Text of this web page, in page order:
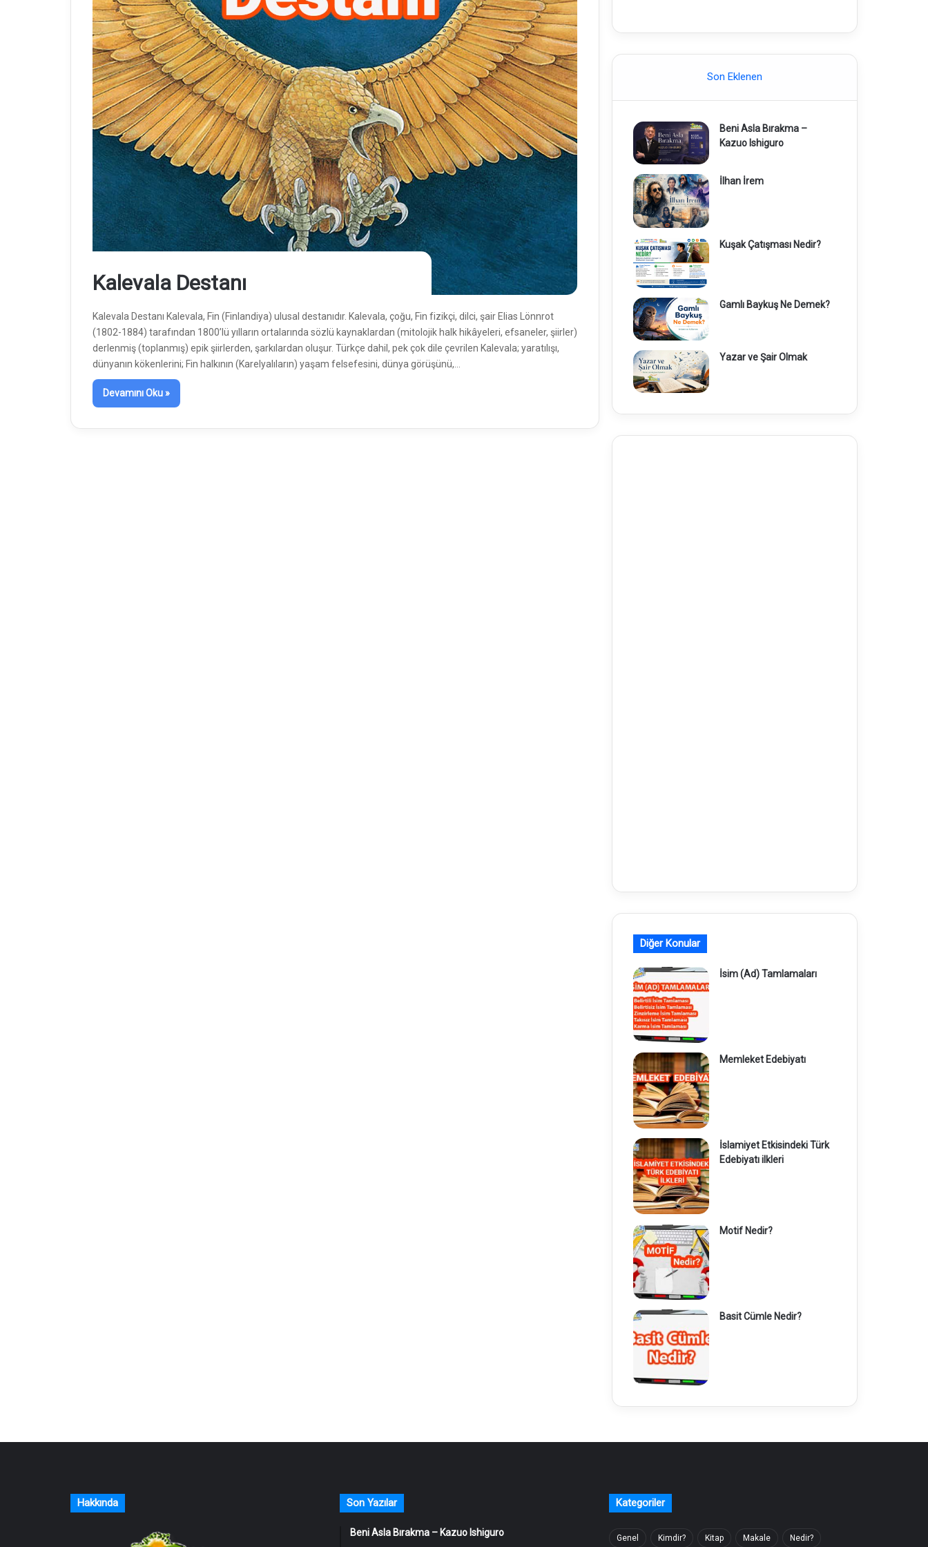
Kalevala Destanı
Kalevala Destanı Kalevala, Fin (Finlandiya) ulusal destanıdır. Kalevala, çoğu, Fin fizikçi, dilci, şair Elias Lönnrot
(1802-1884) tarafından 1800’lü yılların ortalarında sözlü kaynaklardan (mitolojik halk hikâyeleri, efsaneler, şiirler)
derlenmiş (toplanmış) epik şiirlerden, şarkılardan oluşur. Türkçe dahil, pek çok dile çevrilen Kalevala; yaratılışı,
dünyanın kökenlerini; Fin halkının (Karelyalıların) yaşam felsefesini, dünya görüşünü,…
Devamını Oku »
Son Eklenen
Beni Asla Bırakma –
Kazuo Ishiguro
İlhan İrem
Kuşak Çatışması Nedir?
Gamlı Baykuş Ne Demek?
Yazar ve Şair Olmak
Diğer Konular
İsim (Ad) Tamlamaları
Memleket Edebiyatı
İslamiyet Etkisindeki Türk
Edebiyatı ilkleri
Motif Nedir?
Basit Cümle Nedir?
Hakkında Son Yazılar
Beni Asla Bırakma – Kazuo Ishiguro
Kategoriler
Genel Kimdir? Kitap Makale Nedir?